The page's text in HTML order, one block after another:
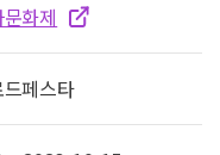
화제
페스타